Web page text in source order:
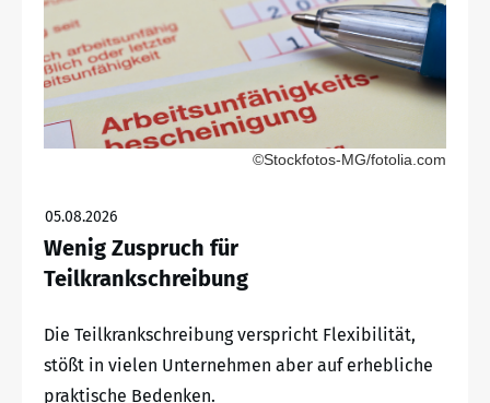
©Stockfotos-MG/fotolia.com
05.08.2026
Wenig Zuspruch für
Teilkrankschreibung
Die Teilkrankschreibung verspricht Flexibilität,
stößt in vielen Unternehmen aber auf erhebliche
praktische Bedenken.